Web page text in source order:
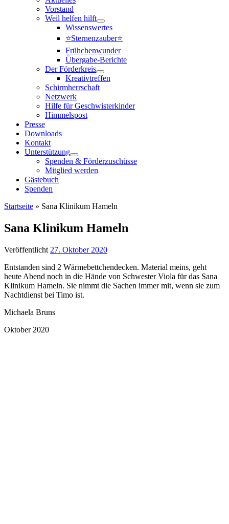
Vorstand
Weil helfen hilft
Wissenswertes
⭐Sternenzauber⭐
Frühchenwunder
Übergabe-Berichte
Der Förderkreis
Kreativtreffen
Schirmherrschaft
Netzwerk
Hilfe für Geschwisterkinder
Himmelspost
Presse
Downloads
Kontakt
Unterstützung
Spenden & Förderzuschüsse
Mitglied werden
Gästebuch
Spenden
Startseite » Sana Klinikum Hameln
Sana Klinikum Hameln
Veröffentlicht 27. Oktober 2020
Entstanden sind 2 Wärmebettchendecken. Material meins, geht
heute Abend noch in die Hände von Schwester Viola für das Sana
Klinikum Hameln. Sie nimmt die Sachen immer mit, wenn sie zum
Nachtdienst bei Timo ist.
Michaela Bruns
Oktober 2020